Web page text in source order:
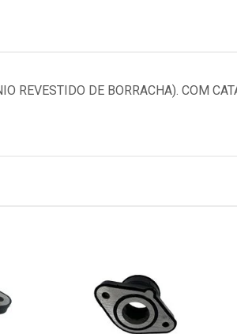
REVESTIDO DE BORRACHA). COM